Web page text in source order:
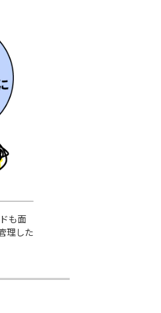
も面
理した